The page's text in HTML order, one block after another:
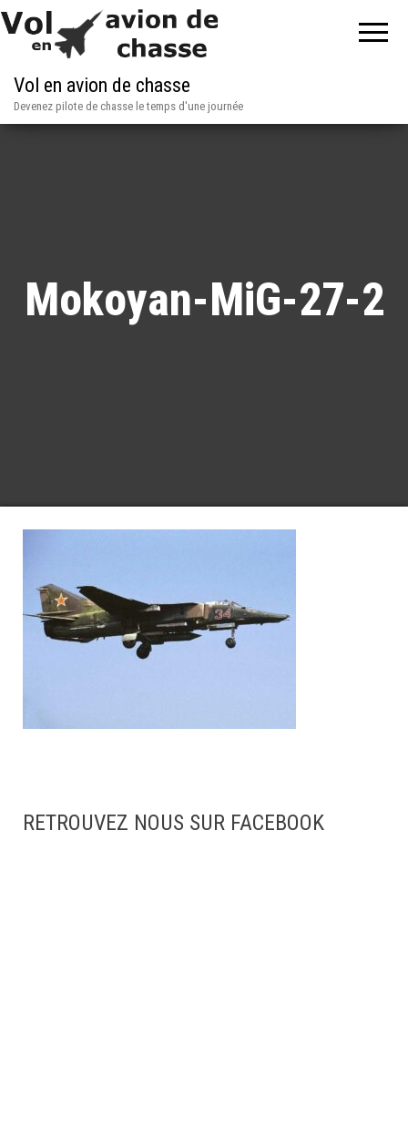
Vol en avion de chasse
Devenez pilote de chasse le temps d'une journée
Mokoyan-MiG-27-2
RETROUVEZ NOUS SUR FACEBOOK